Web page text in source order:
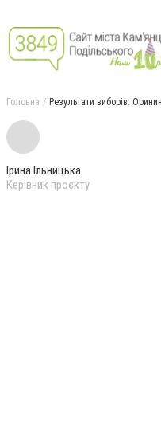
Головна Результати виборів:
Ірина Ільницька
Керівник проєкту